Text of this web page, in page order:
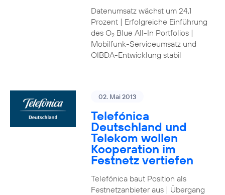
Datenumsatz wächst um 24,1
Prozent | Erfolgreiche Einführung
des O2Blue All-In Portfolios |
Mobilfunk-Serviceumsatz und
OIBDA-Entwicklung stabil
02. Mai 2013
Telefónica
Deutschland und
Telekom wollen
Kooperation im
Festnetz vertiefen
Telefónica baut Position als
Festnetzanbieter aus | Übergang